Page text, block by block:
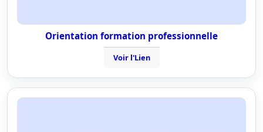
Orientation formation professionnelle
Voir l'Lien